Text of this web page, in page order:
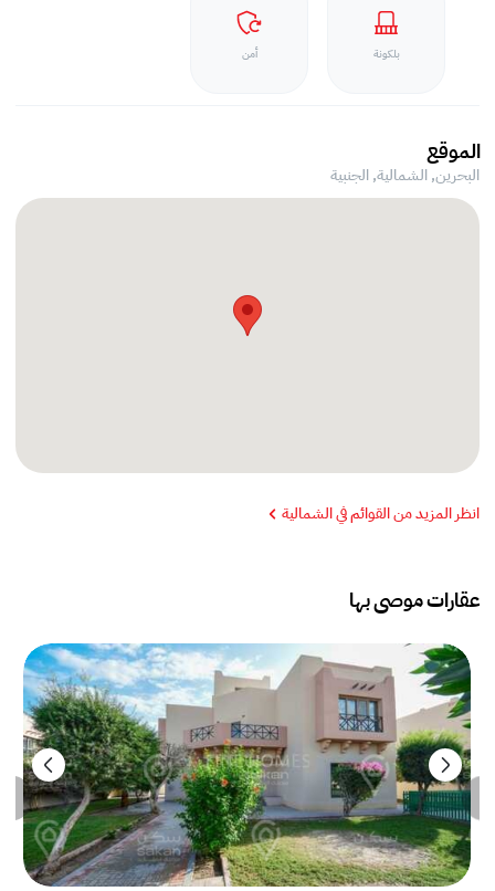
بلكونة أمن
الموقع
البحرين, الشمالية,الجنبية
انظر المزيد من القوائم في الشمالية
عقارات موصى بها